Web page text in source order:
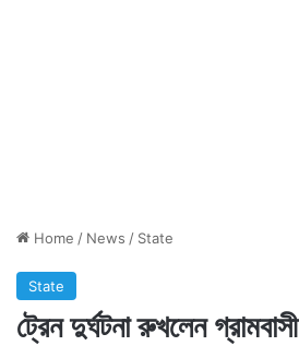
Home / News / State
State
ট্রেন দুর্ঘটনা রুখলেন গ্রামবাসী